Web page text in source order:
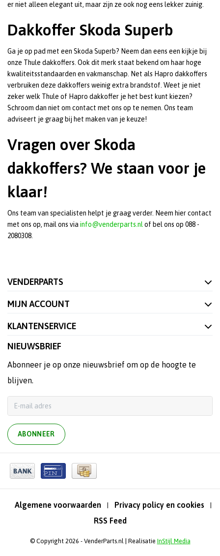
er niet alleen elegant uit, maar zijn ze ook nog eens lekker zuinig.
Dakkoffer Skoda Superb
Ga je op pad met een Skoda Superb? Neem dan eens een kijkje bij
onze Thule dakkoffers. Ook dit merk staat bekend om haar hoge
kwaliteitsstandaarden en vakmanschap. Net als Hapro dakkoffers
verbruiken deze dakkoffers weinig extra brandstof. Weet je niet
zeker welk Thule of Hapro dakkoffer je het best kunt kiezen?
Schroom dan niet om contact met ons op te nemen. Ons team
adviseert je graag bij het maken van je keuze!
Vragen over Skoda
dakkoffers? We staan voor je
klaar!
Ons team van specialisten helpt je graag verder. Neem hier contact
met ons op, mail ons via info@venderparts.nl of bel ons op 088 -
2080308.
VENDERPARTS
MIJN ACCOUNT
KLANTENSERVICE
NIEUWSBRIEF
Abonneer je op onze nieuwsbrief om op de hoogte te
blijven.
ABONNEER
Algemene voorwaarden | Privacy policy en cookies |
RSS Feed
© Copyright 2026 - VenderParts.nl | Realisatie InStijl Media